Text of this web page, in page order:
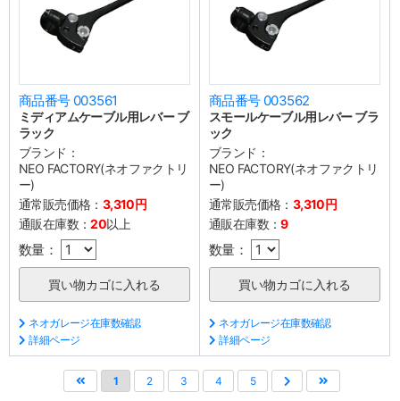
商品番号 003561
ミディアムケーブル用レバー ブ
ラック
ブランド：
NEO FACTORY(ネオファクトリ
ー)
通常販売価格： 3,310円
通販在庫数：20以上
数量：
ネオガレージ在庫数確認
詳細ページ
商品番号 003562
スモールケーブル用レバー ブラ
ック
ブランド：
NEO FACTORY(ネオファクトリ
ー)
通常販売価格： 3,310円
通販在庫数：9
数量：
ネオガレージ在庫数確認
詳細ページ
1 2 3 4 5